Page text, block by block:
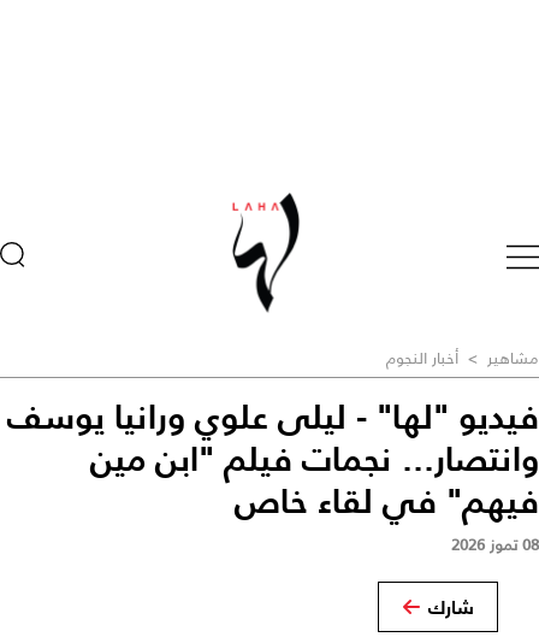
مشاهير > أخبار النجوم
فيديو "لها" - ليلى علوي ورانيا يوسف
وانتصار... نجمات فيلم "ابن مين
فيهم" في لقاء خاص
08 تموز 2026
شارك